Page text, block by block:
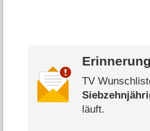
TV
läuft.